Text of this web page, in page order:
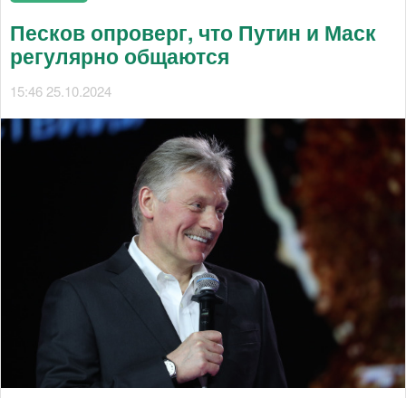
Песков опроверг, что Путин и Маск
регулярно общаются
15:46 25.10.2024